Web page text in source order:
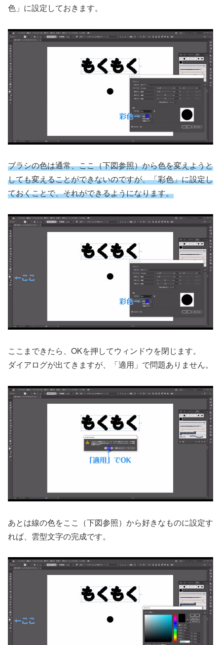
色」に設定しておきます。
ブラシの色は通常、ここ（下図参照）から色を変えようと
しても変えることができないのですが、「彩色」に設定し
ておくことで、それができるようになります。
ここまできたら、OKを押してウィンドウを閉じます。
ダイアログが出てきますが、「適用」で問題ありません。
あとは線の色をここ（下図参照）から好きなものに設定す
れば、雲型文字の完成です。